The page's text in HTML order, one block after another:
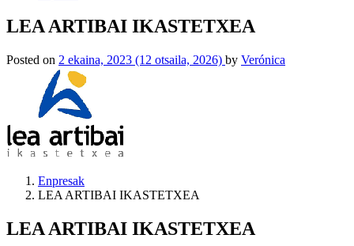
LEA ARTIBAI IKASTETXEA
Posted on 2 ekaina, 2023 (12 otsaila, 2026) by Verónica
Enpresak
LEA ARTIBAI IKASTETXEA
LEA ARTIBAI IKASTETXEA